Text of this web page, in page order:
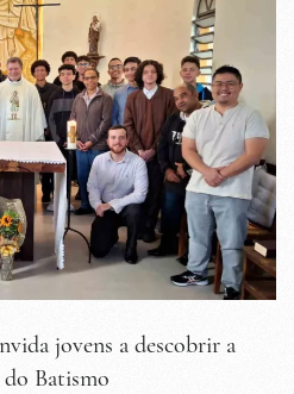
jovens a descobrir a
Batismo